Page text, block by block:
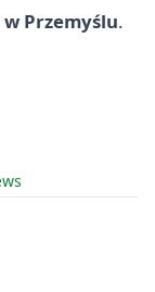
Przemyślu.